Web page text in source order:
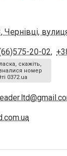
Чернівці,
20-02,
скажіть,
номер
0372.ua